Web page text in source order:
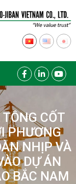
CỐT
PHƯƠNG
NHỊP VÀ
DỰ ÁN
BẮC NAM